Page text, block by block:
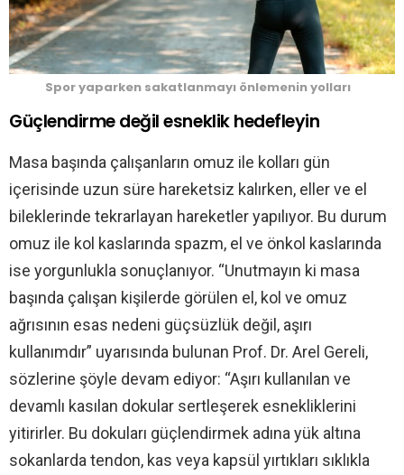
Spor yaparken sakatlanmayı önlemenin yolları
Güçlendirme değil esneklik hedefleyin
Masa başında çalışanların omuz ile kolları gün
içerisinde uzun süre hareketsiz kalırken, eller ve el
bileklerinde tekrarlayan hareketler yapılıyor. Bu durum
omuz ile kol kaslarında spazm, el ve önkol kaslarında
ise yorgunlukla sonuçlanıyor. “Unutmayın ki masa
başında çalışan kişilerde görülen el, kol ve omuz
ağrısının esas nedeni güçsüzlük değil, aşırı
kullanımdır” uyarısında bulunan Prof. Dr. Arel Gereli,
sözlerine şöyle devam ediyor: “Aşırı kullanılan ve
devamlı kasılan dokular sertleşerek esnekliklerini
yitirirler. Bu dokuları güçlendirmek adına yük altına
sokanlarda tendon, kas veya kapsül yırtıkları sıklıkla